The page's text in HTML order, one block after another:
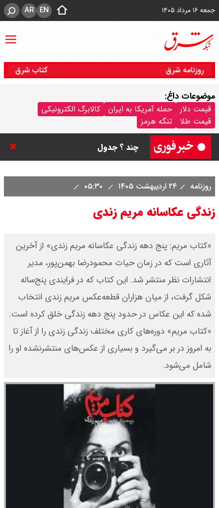
جمعه ۱۶ مرداد ۱۴۰۵ EN
AR
روزنامه شرق کتاب شرق
موضوعات داغ:
قیمت دلار حمله آمریکا به ایران
کالابرگ الکترونیکی
قیمت طلا
تنگه هرمز
چند ؟ جدول
به تنگه هرمز را کلید زدند + جزییات
روزنامه ۲۴ اردیبهشت ۱۴۰۵
زندگی عکاسانه مریم زندی
«کتاب مریم: پنج دهه زندگی عکاسانه مریم زندی» از آخرین
آثاری است که در زمان حیات محمودرضا بهمن‌پور، مدیر
انتشارات نظر منتشر شد. این کتاب که در فرایندی پنج‌ساله
شکل گرفت، از میان هزاران قطعه‌عکس مریم زندی انتخاب
شده که این عکاس در حدود پنج دهه زندگی خلق کرده است.
«کتاب مریم» دوره‌های کاری مختلف زندگی زندی را از آغاز تا
به امروز در بر می‌گیرد و بسیاری از عکس‌های منتشرنشده او را
شامل می‌شود.